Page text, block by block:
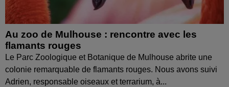
Au zoo de Mulhouse : rencontre avec les
flamants rouges
Le Parc Zoologique et Botanique de Mulhouse abrite une
colonie remarquable de flamants rouges. Nous avons suivi
Adrien, responsable oiseaux et terrarium, à...